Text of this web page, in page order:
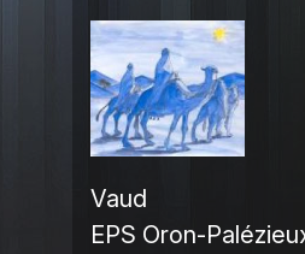
Vaud
EPS Oron-